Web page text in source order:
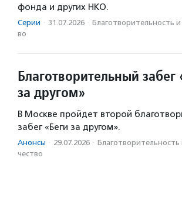
фонда и других НКО.
Серии · 31.07.2026 · Благотвори­тель­ность
во
Благотворительный забег
за другом»
В Москве пройдет второй
забег «Беги за другом».
Анонсы · 29.07.2026 ·
чест­во